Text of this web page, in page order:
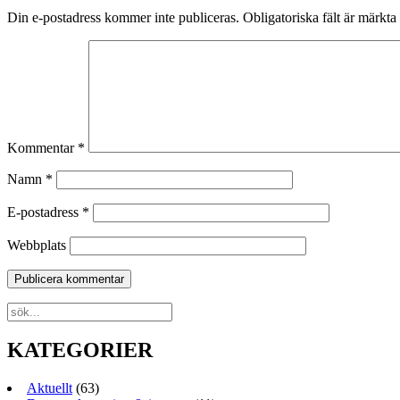
Din e-postadress kommer inte publiceras. Obligatoriska fält är märkta
Kommentar *
Namn *
E-postadress *
Webbplats
KATEGORIER
Aktuellt (63)